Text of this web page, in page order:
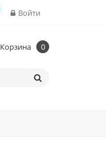
Войти
Корзина 0